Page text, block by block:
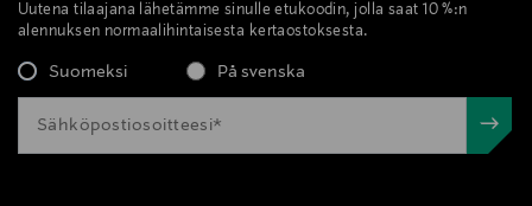
Uutena tilaajana lähetämme sinulle etukoodin, jolla saat 10 %:n
alennuksen normaalihintaisesta kertaostoksesta.
Suomeksi På svenska